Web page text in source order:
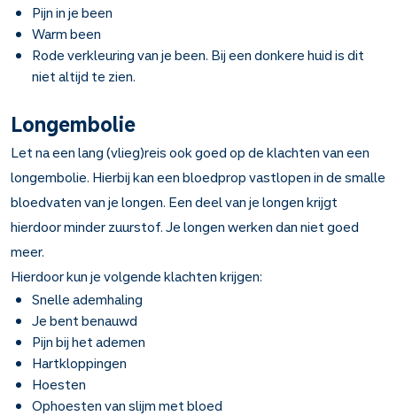
Pijn in je been
Warm been
Rode verkleuring van je been. Bij een donkere huid is dit
niet altijd te zien.
Longembolie
Let na een lang (vlieg)reis ook goed op de klachten van een
longembolie. Hierbij kan een bloedprop vastlopen in de smalle
bloedvaten van je longen. Een deel van je longen krijgt
hierdoor minder zuurstof. Je longen werken dan niet goed
meer.
Hierdoor kun je volgende klachten krijgen:
Snelle ademhaling
Je bent benauwd
Pijn bij het ademen
Hartkloppingen
Hoesten
Ophoesten van slijm met bloed